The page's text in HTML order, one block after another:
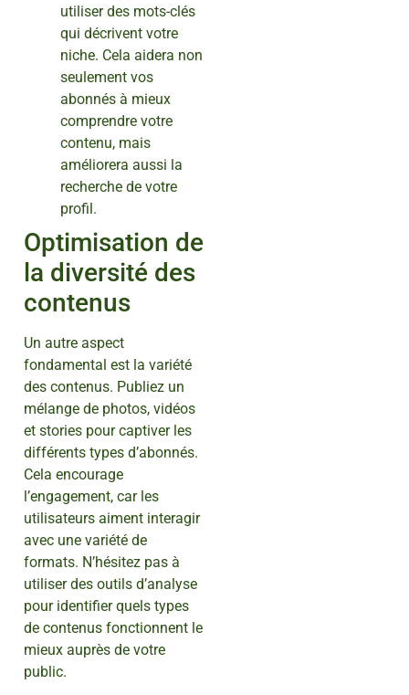
utiliser des mots-clés
qui décrivent votre
niche. Cela aidera non
seulement vos
abonnés à mieux
comprendre votre
contenu, mais
améliorera aussi la
recherche de votre
profil.
Optimisation de
la diversité des
contenus
Un autre aspect
fondamental est la variété
des contenus. Publiez un
mélange de photos, vidéos
et stories pour captiver les
différents types d’abonnés.
Cela encourage
l’engagement, car les
utilisateurs aiment interagir
avec une variété de
formats. N’hésitez pas à
utiliser des outils d’analyse
pour identifier quels types
de contenus fonctionnent le
mieux auprès de votre
public.